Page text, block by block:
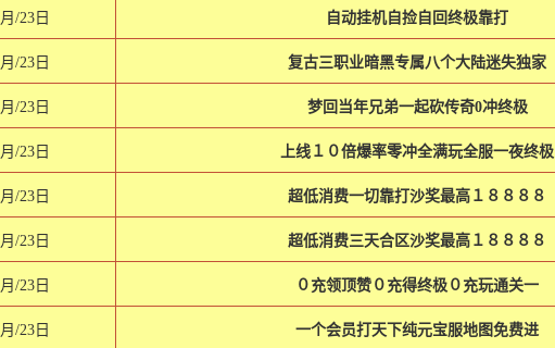
/23日 自动挂机自捡自回终极靠打
/23日 复古三职业暗黑专属八个大陆迷失独家
/23日 梦回当年兄弟一起砍传奇0冲终极
/23日 上线１０倍爆率零冲全满玩全服一夜终极
/23日 超低消费一切靠打沙奖最高１８８８８
/23日 超低消费三天合区沙奖最高１８８８８
/23日 ０充领顶赞０充得终极０充玩通关一
/23日 一个会员打天下纯元宝服地图免费进